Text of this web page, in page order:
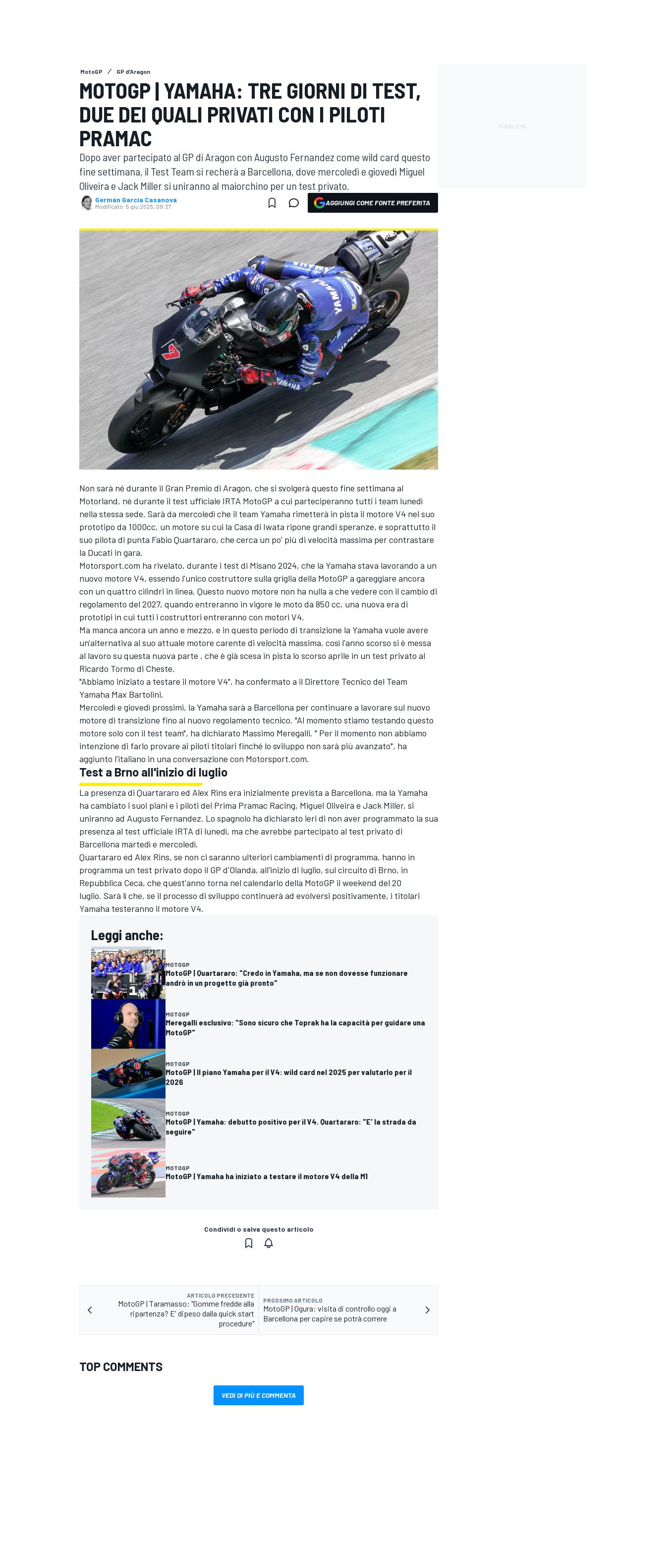
WRC
MONOPOSTO
ENDURANCE/GT
MONOMARCA
RALLY
MotoGP GP d'Aragon
MOTOGP | YAMAHA: TRE GIORNI DI TEST,
DUE DEI QUALI PRIVATI CON I PILOTI
PRAMAC
Dopo aver partecipato al GP di Aragon con Augusto Fernandez come wild card questo
fine settimana, il Test Team si recherà a Barcellona, dove mercoledì e giovedì Miguel
Oliveira e Jack Miller si uniranno al maiorchino per un test privato.
Germán Garcia Casanova
Modificato: 5 giu 2025, 09:27 AGGIUNGI COME FONTE PREFERITA
Non sarà né durante il Gran Premio di Aragon, che si svolgerà questo fine settimana al
Motorland, né durante il test ufficiale IRTA MotoGP a cui parteciperanno tutti i team lunedì
nella stessa sede. Sarà da mercoledì che il team Yamaha rimetterà in pista il motore V4 nel suo
prototipo da 1000cc, un motore su cui la Casa di Iwata ripone grandi speranze, e soprattutto il
suo pilota di punta Fabio Quartararo, che cerca un po' più di velocità massima per contrastare
la Ducati in gara.
Motorsport.com ha rivelato, durante i test di Misano 2024, che la Yamaha stava lavorando a un
nuovo motore V4, essendo l'unico costruttore sulla griglia della MotoGP a gareggiare ancora
con un quattro cilindri in linea. Questo nuovo motore non ha nulla a che vedere con il cambio di
regolamento del 2027, quando entreranno in vigore le moto da 850 cc, una nuova era di
prototipi in cui tutti i costruttori entreranno con motori V4.
Ma manca ancora un anno e mezzo, e in questo periodo di transizione la Yamaha vuole avere
un'alternativa al suo attuale motore carente di velocità massima, così l'anno scorso si è messa
al lavoro su questa nuova parte , che è già scesa in pista lo scorso aprile in un test privato al
Ricardo Tormo di Cheste.
"Abbiamo iniziato a testare il motore V4", ha confermato a il Direttore Tecnico del Team
Yamaha Max Bartolini.
Mercoledì e giovedì prossimi, la Yamaha sarà a Barcellona per continuare a lavorare sul nuovo
motore di transizione fino al nuovo regolamento tecnico. "Al momento stiamo testando questo
motore solo con il test team", ha dichiarato Massimo Meregalli. " Per il momento non abbiamo
intenzione di farlo provare ai piloti titolari finché lo sviluppo non sarà più avanzato", ha
aggiunto l'italiano in una conversazione con Motorsport.com.
Test a Brno all'inizio di luglio
La presenza di Quartararo ed Alex Rins era inizialmente prevista a Barcellona, ma la Yamaha
ha cambiato i suoi piani e i piloti del Prima Pramac Racing, Miguel Oliveira e Jack Miller, si
uniranno ad Augusto Fernandez. Lo spagnolo ha dichiarato ieri di non aver programmato la sua
presenza al test ufficiale IRTA di lunedì, ma che avrebbe partecipato al test privato di
Barcellona martedì e mercoledì.
Quartararo ed Alex Rins, se non ci saranno ulteriori cambiamenti di programma, hanno in
programma un test privato dopo il GP d'Olanda, all'inizio di luglio, sul circuito di Brno, in
Repubblica Ceca, che quest'anno torna nel calendario della MotoGP il weekend del 20
luglio. Sarà lì che, se il processo di sviluppo continuerà ad evolversi positivamente, i titolari
Yamaha testeranno il motore V4.
Leggi anche:
MOTOGP
MotoGP | Quartararo: "Credo in Yamaha, ma se non dovesse funzionare
andrò in un progetto già pronto"
MOTOGP
Meregalli esclusivo: "Sono sicuro che Toprak ha la capacità per guidare una
MotoGP"
MOTOGP
MotoGP | Il piano Yamaha per il V4: wild card nel 2025 per valutarlo per il
2026
MOTOGP
MotoGP | Yamaha: debutto positivo per il V4. Quartararo: "E' la strada da
seguire"
MOTOGP
MotoGP | Yamaha ha iniziato a testare il motore V4 della M1
Condividi o salva questo articolo
ARTICOLO PRECEDENTE
MotoGP | Taramasso: "Gomme fredde alla
ripartenza? E' dipeso dalla quick start
procedure"
PROSSIMO ARTICOLO
MotoGP | Ogura: visita di controllo oggi a
Barcellona per capire se potrà correre
TOP COMMENTS
VEDI DI PIÙ E COMMENTA